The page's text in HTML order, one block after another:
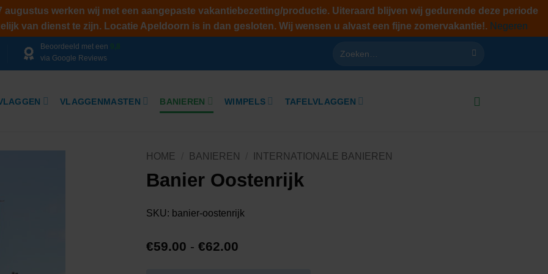
werken wij met een aangepaste vakantiebezetting/productie. Uiteraard blijven wij gedurende deze periode
van dienst te zijn. Locatie Apeldoorn is in dan gesloten. Wij wensen u alvast een fijne zomervakantie!. Negeren
Beoordeeld met een 9,8
via Google Reviews
naar:
VLAGGENMASTEN BANIEREN WIMPELS TAFELVLAGGEN
HOME BANIEREN INTERNATIONALE BANIEREN
Banier Oostenrijk
SKU: banier-oostenrijk
€59.00 - €62.00